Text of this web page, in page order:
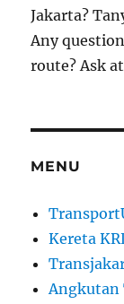
Jakarta?
Any
route? Ask
MENU
Kereta
Angkutan